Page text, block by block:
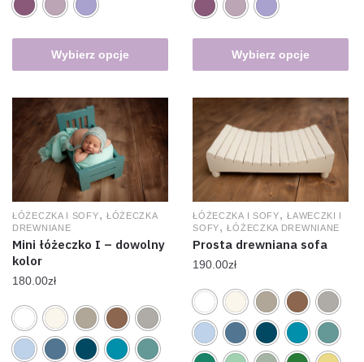
Wybierz opcje Wybierz opcje
ŁÓŻECZKA I SOFY, ŁÓŻECZKA
DREWNIANE
Mini łóżeczko I – dowolny
kolor
180.00zł
ŁÓŻECZKA I SOFY,ŁAWECZKI I
SOFY,ŁÓŻECZKA DREWNIANE
Prosta drewniana sofa
190.00zł